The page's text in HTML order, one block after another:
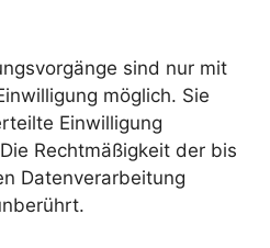
sind nur mit
möglich. Sie
Einwilligung
Rechtmäßigkeit der bis
Datenverarbeitung